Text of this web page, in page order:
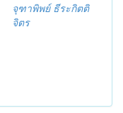
จุฑาพิพย์ ธีระกิตติ
จิตร